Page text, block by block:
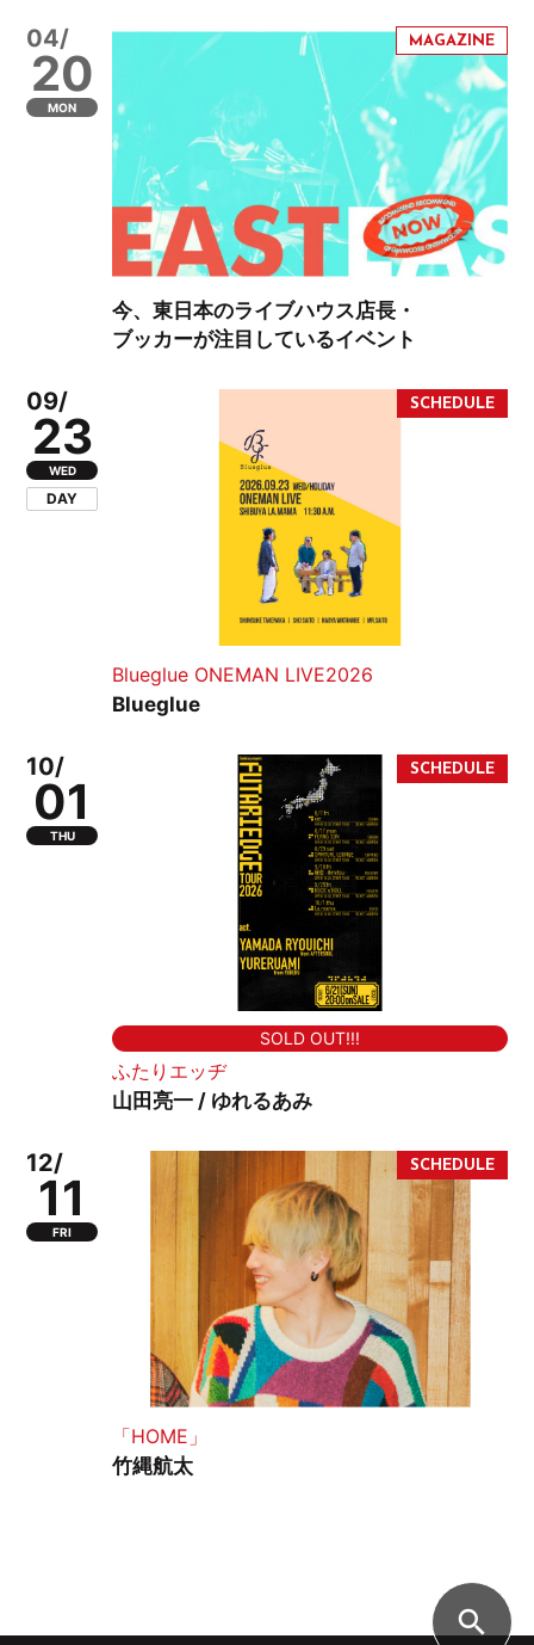
04/
20
MON
今、東日本のライブハウス店長・
ブッカーが注目しているイベント
09/
23
WED
DAY
Blueglue ONEMAN LIVE2026
Blueglue
10/
01
THU
SOLD OUT!!!
ふたりエッヂ
山田亮一 / ゆれるあみ
12/
11
FRI
「HOME」
竹縄航太
search